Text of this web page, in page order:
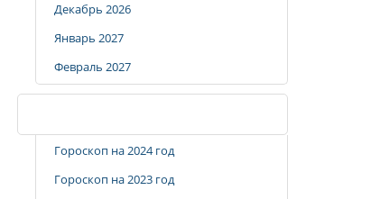
Декабрь 2026
Январь 2027
Февраль 2027
Гороскоп на 2024 год
Гороскоп на 2023 год